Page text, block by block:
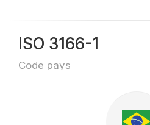
ISO 3166-1
Code pays